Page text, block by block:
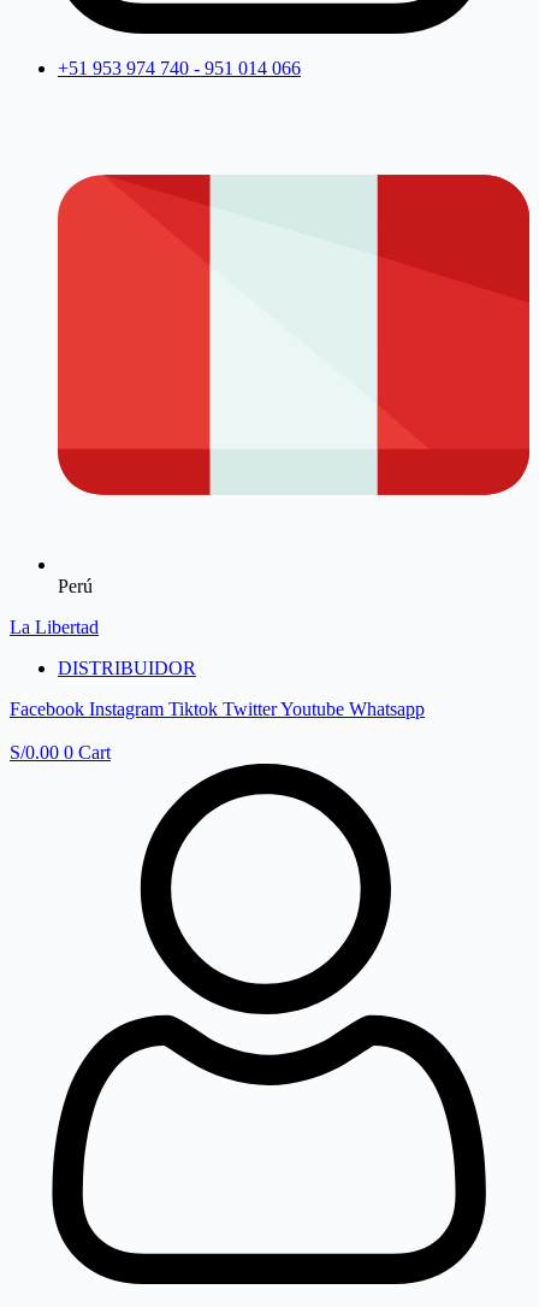
+51 953 974 740 - 951 014 066
Perú
La Libertad
DISTRIBUIDOR
Facebook Instagram Tiktok TwitterYoutube Whatsapp
S/0.00 0 Cart